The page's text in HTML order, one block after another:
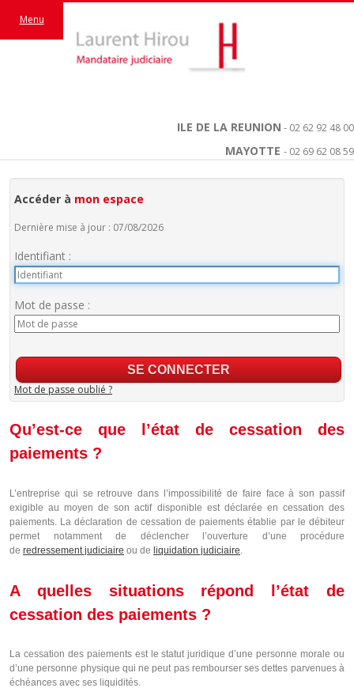
ILE DE LA REUNION - 02 62 92 48 00
MAYOTTE - 02 69 62 08 59
Menu
Accéder à mon espace
Dernière mise à jour : 07/08/2026
Identifiant :
Mot de passe :
Mot de passe oublié ?
Qu’est-ce que l’état de cessation des
paiements ?
L’entreprise qui se retrouve dans l’impossibilité de faire face à son passif
exigible au moyen de son actif disponible est déclarée en cessation des
paiements. La déclaration de cessation de paiements établie par le débiteur
permet notamment de déclencher l’ouverture d’une procédure
de redressement judiciaire ou de liquidation judiciaire.
A quelles situations répond l’état de
cessation des paiements ?
La cessation des paiements est le statut juridique d’une personne morale ou
d’une personne physique qui ne peut pas rembourser ses dettes parvenues à
échéances avec ses liquidités.